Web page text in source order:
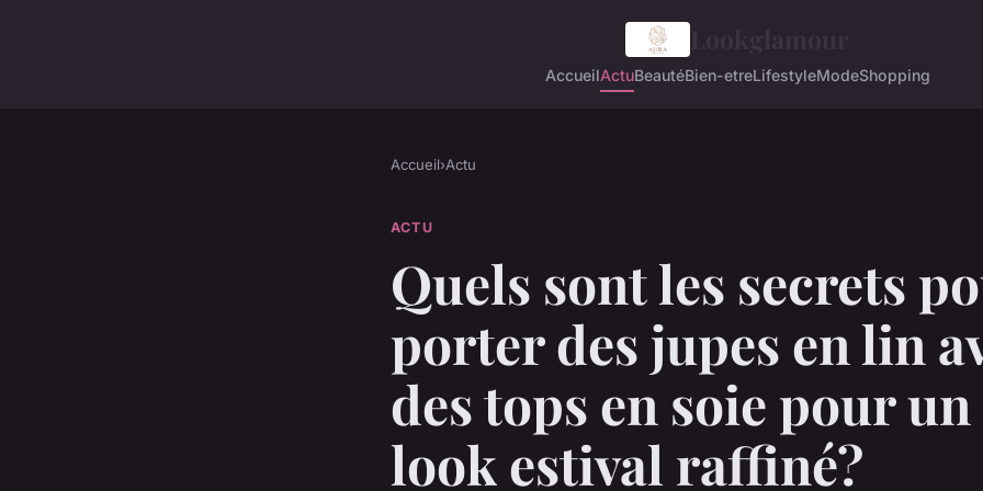
AccueilActuBeautéBien-etreLifestyleModeShopping
Accueil›Actu
ACTU
Quels sont les secrets
porter des jupes en lin
des tops en soie pour un
look estival raffiné?